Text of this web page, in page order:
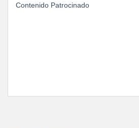
Contenido Patrocinado